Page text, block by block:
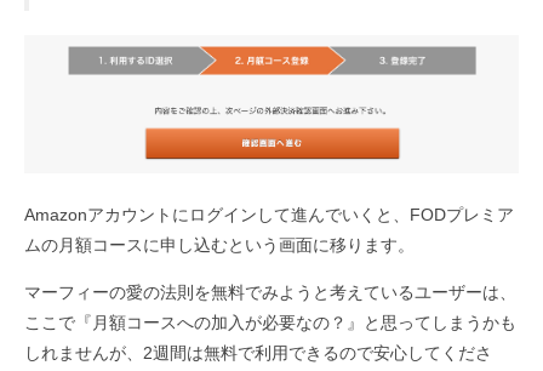
Amazonアカウントにログインして進んでいくと、FODプレミア
ムの月額コースに申し込むという画面に移ります。
マーフィーの愛の法則を無料でみようと考えているユーザーは、
ここで『月額コースへの加入が必要なの？』と思ってしまうかも
しれませんが、2週間は無料で利用できるので安心してくださ